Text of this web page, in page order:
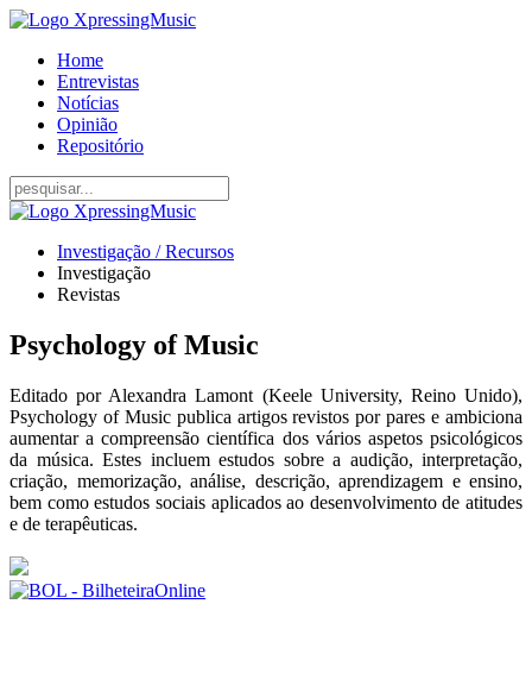
Home
Entrevistas
Notícias
Opinião
Repositório
Investigação / Recursos
Investigação
Revistas
Psychology of Music
Editado por Alexandra Lamont (Keele University, Reino Unido),
Psychology of Music publica artigos revistos ​​por pares e ambiciona
aumentar a compreensão científica dos vários aspetos psicológicos
da música. Estes incluem estudos sobre a audição, interpretação,
criação, memorização, análise, descrição, aprendizagem e ensino,
bem como estudos sociais aplicados ao desenvolvimento de atitudes
e de terapêuticas.